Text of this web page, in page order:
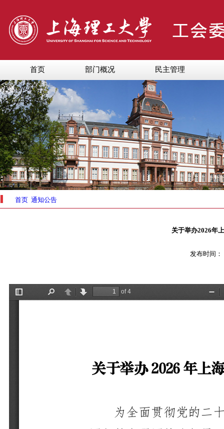
首页 部门概况 民主管理
首页 通知公告
关于举办2026年
发布时间：